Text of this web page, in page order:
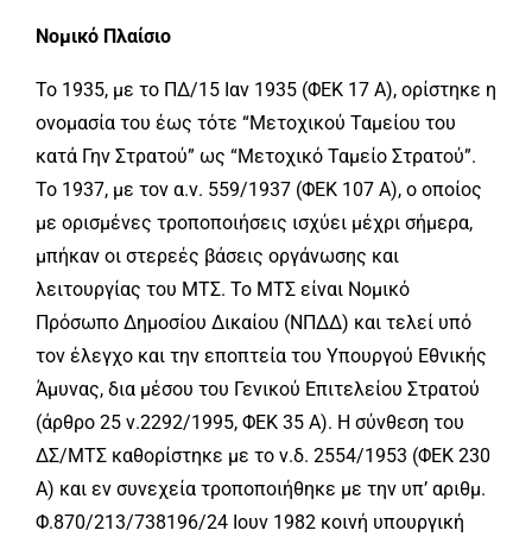
Νομικό Πλαίσιο
Το 1935, με το ΠΔ/15 Ιαν 1935 (ΦΕΚ 17 Α), ορίστηκε η
ονομασία του έως τότε “Μετοχικού Ταμείου του
κατά Γην Στρατού” ως “Μετοχικό Ταμείο Στρατού”.
Το 1937, με τον α.ν. 559/1937 (ΦΕΚ 107 Α), ο οποίος
με ορισμένες τροποποιήσεις ισχύει μέχρι σήμερα,
μπήκαν οι στερεές βάσεις οργάνωσης και
λειτουργίας του ΜΤΣ. Το ΜΤΣ είναι Νομικό
Πρόσωπο Δημοσίου Δικαίου (ΝΠΔΔ) και τελεί υπό
τον έλεγχο και την εποπτεία του Υπουργού Εθνικής
Άμυνας, δια μέσου του Γενικού Επιτελείου Στρατού
(άρθρο 25 ν.2292/1995, ΦΕΚ 35 Α). Η σύνθεση του
ΔΣ/ΜΤΣ καθορίστηκε με το ν.δ. 2554/1953 (ΦΕΚ 230
Α) και εν συνεχεία τροποποιήθηκε με την υπ’ αριθμ.
Φ.870/213/738196/24 Ιουν 1982 κοινή υπουργική